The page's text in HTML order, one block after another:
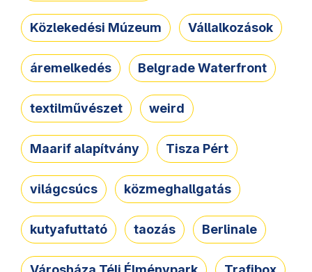
Közlekedési Múzeum Vállalkozások
áremelkedés Belgrade Waterfront
textilművészet weird
Maarif alapítvány Tisza Pért
világcsúcs közmeghallgatás
kutyafuttató taozás Berlinale